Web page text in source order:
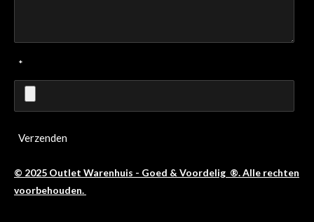
*
Verzenden
© 2025 Outlet Warenhuis - Goed & Voordelig ®. Alle rechten
voorbehouden.